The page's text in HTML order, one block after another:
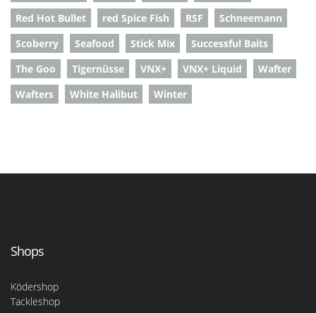
Red Hot Bullet
red Spice Fish RSF
Schneemann
Scoberry
Seafood Stick Mix
Successful Baits
The Goo
Tigernüsse VNX+ VNX+ Liquid
Wafter
Wafters
White Halibut Winter
Shops
Ködershop
Tackleshop